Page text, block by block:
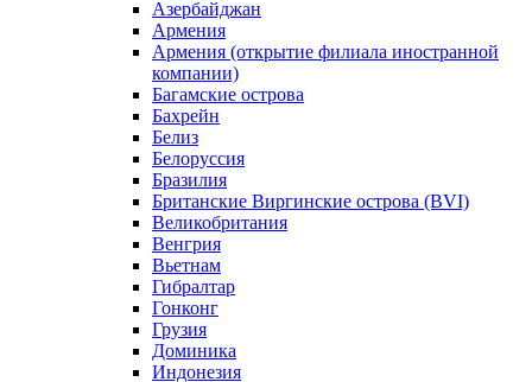
Азербайджан
Армения
Армения (открытие филиала иностранной
компании)
Багамские острова
Бахрейн
Белиз
Белоруссия
Бразилия
Британские Виргинские острова (BVI)
Великобритания
Венгрия
Вьетнам
Гибралтар
Гонконг
Грузия
Доминика
Индонезия